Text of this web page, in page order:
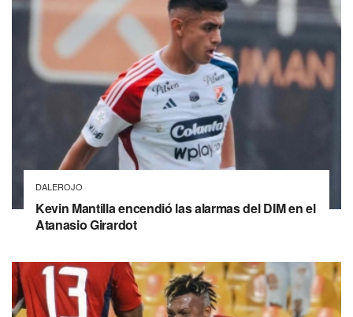
DALEROJO
Kevin Mantilla encendió las alarmas del DIM en el
Atanasio Girardot